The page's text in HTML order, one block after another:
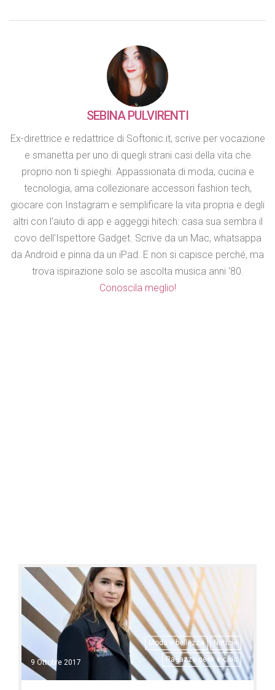
SEBINA PULVIRENTI
Ex-direttrice e redattrice di Softonic.it, scrive per vocazione
e smanetta per uno di quegli strani casi della vita che
proprio non ti spieghi. Appassionata di moda, cucina e
tecnologia, ama collezionare accessori fashion tech,
giocare con Instagram e semplificare la vita propria e degli
altri con l'aiuto di app e aggeggi hitech: casa sua sembra il
covo dell'Ispettore Gadget. Scrive da un Mac, whatsappa
da Android e pinna da un iPad. E non si capisce perché, ma
trova ispirazione solo se ascolta musica anni '80.
Conoscila meglio!
Moda e bellezza
Notizie
Ragazze geek e chic
9 Ottobre 2017